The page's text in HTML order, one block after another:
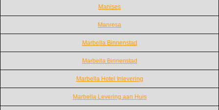
Manises
Manresa
Marbella Binnenstad
Marbella Binnenstad
Marbella Hotel Inlevering
Marbella Levering aan Huis